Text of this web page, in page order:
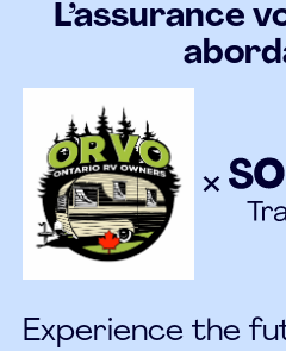
L’assurance
Experience the